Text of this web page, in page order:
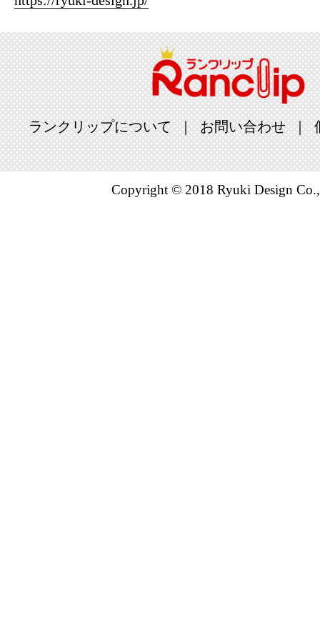
ランクリップについて お問い合わせ
Copyright © 2018 Ryuki Design